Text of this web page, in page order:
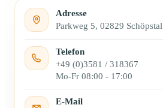
Adresse
Parkweg 5, 02829 Schöpstal
Telefon
+49 (0)3581 / 318367
Mo-Fr 08:00 - 17:00
E-Mail